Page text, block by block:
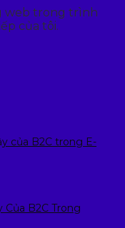
web trong trình
của tôi.
của B2C trong E-
Của B2C Trong